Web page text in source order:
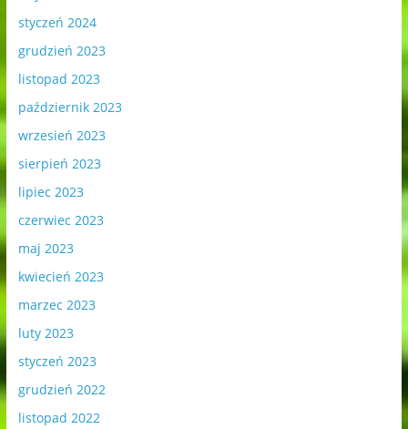
styczeń 2024
grudzień 2023
listopad 2023
październik 2023
wrzesień 2023
sierpień 2023
lipiec 2023
czerwiec 2023
maj 2023
kwiecień 2023
marzec 2023
luty 2023
styczeń 2023
grudzień 2022
listopad 2022